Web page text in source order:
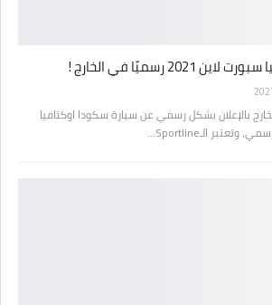
رسميًا في الخارج !
بالإعلان بشكل رسمي عن سيارة سكودا اوكتافيا